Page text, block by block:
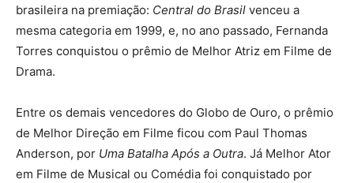
brasileira na premiação: Central do Brasil venceu a
mesma categoria em 1999, e, no ano passado, Fernanda
Torres conquistou o prêmio de Melhor Atriz em Filme de
Drama.
Entre os demais vencedores do Globo de Ouro, o prêmio
de Melhor Direção em Filme ficou com Paul Thomas
Anderson, por Uma Batalha Após a Outra. Já Melhor Ator
em Filme de Musical ou Comédia foi conquistado por